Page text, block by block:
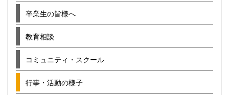
卒業生の皆様へ
教育相談
コミュニティ・スクール
行事・活動の様子